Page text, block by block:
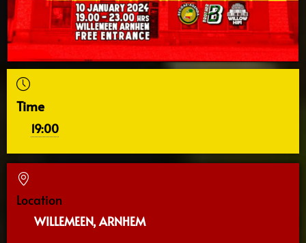
Time
19:00
Location
WILLEMEEN, ARNHEM